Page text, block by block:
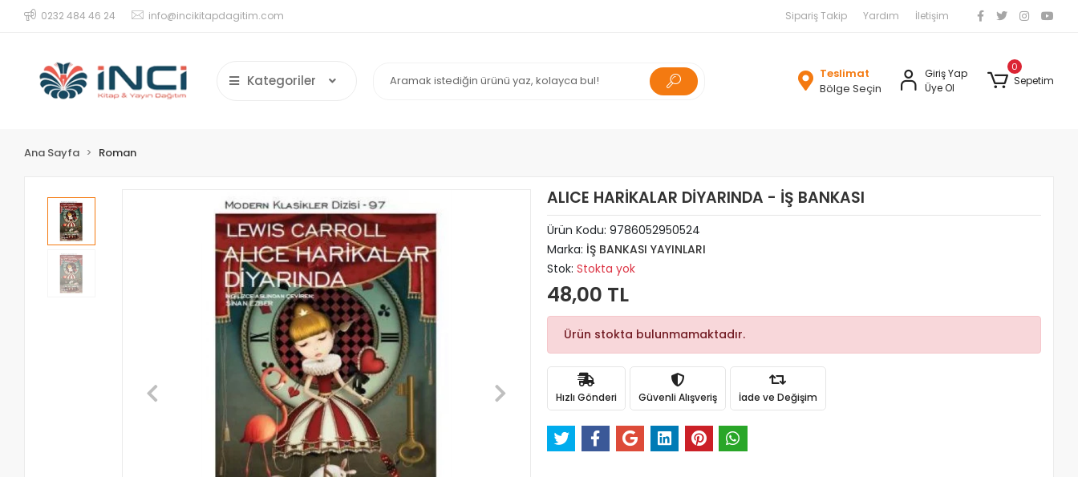
0232 484 46 24 info@incikitapdagitim.com Sipariş Takip Yardım İletişim
Kategoriler
Teslimat
Bölge Seçin
Giriş Yap
Üye Ol
0
Sepetim
Ana Sayfa Roman
ALICE HARİKALAR DİYARINDA - İŞ BANKASI
Ürün Kodu: 9786052950524
Marka: İŞ BANKASI YAYINLARI
Stok: Stokta yok
48,00 TL
Ürün stokta bulunmamaktadır.
Hızlı Gönderi Güvenli Alışveriş İade ve Değişim